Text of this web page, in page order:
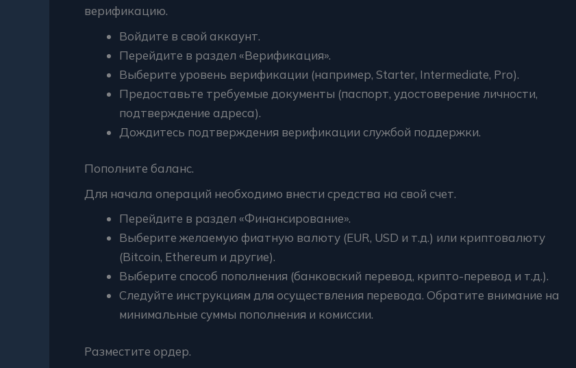
верификацию.
Войдите в свой аккаунт.
Перейдите в раздел «Верификация».
Выберите уровень верификации (например, Starter, Intermediate, Pro).
Предоставьте требуемые документы (паспорт, удостоверение личности,
подтверждение адреса).
Дождитесь подтверждения верификации службой поддержки.
Пополните баланс.
Для начала операций необходимо внести средства на свой счет.
Перейдите в раздел «Финансирование».
Выберите желаемую фиатную валюту (EUR, USD и т.д.) или криптовалюту
(Bitcoin, Ethereum и другие).
Выберите способ пополнения (банковский перевод, крипто-перевод и т.д.).
Следуйте инструкциям для осуществления перевода. Обратите внимание на
минимальные суммы пополнения и комиссии.
Разместите ордер.